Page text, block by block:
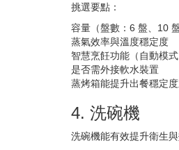
挑選要點：
容量（盤數：6 盤、10
蒸氣效率與溫度穩定度
智慧烹飪功能（自動模式
是否需外接軟水裝置
蒸烤箱能提升出餐穩定
4. 洗碗機
洗碗機能有效提升衛生